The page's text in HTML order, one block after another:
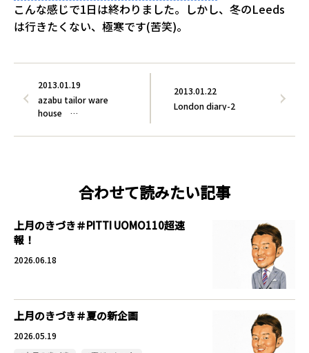
こんな感じで1日は終わりました。しかし、冬のLeeds
は行きたくない、極寒です(苦笑)。
2013.01.22
London diary-2
2013.01.19
azabu tailor ware
house …
合わせて読みたい記事
上月のきづき＃PITTI UOMO110超速
報！
2026.06.18
上月のきづき＃夏の新企画
2026.05.19